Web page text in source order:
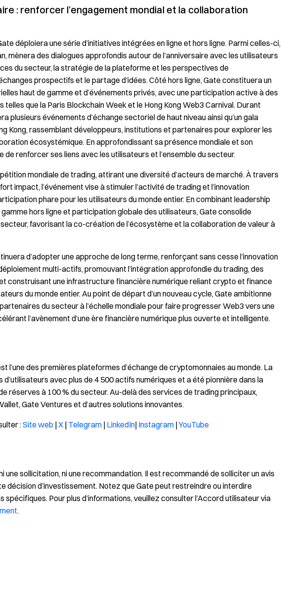
: renforcer l’engagement mondial et la collaboration
déploiera une série d’initiatives intégrées en ligne et hors ligne. Parmi celles-ci,
mènera des dialogues approfondis autour de l’anniversaire avec les utilisateurs
du secteur, la stratégie de la plateforme et les perspectives de
prospectifs et le partage d’idées. Côté hors ligne, Gate constituera un
haut de gamme et d’événements privés, avec une participation active à des
que la Paris Blockchain Week et le Hong Kong Web3 Carnival. Durant
plusieurs événements d’échange sectoriel de haut niveau ainsi qu’un gala
Kong, rassemblant développeurs, institutions et partenaires pour explorer les
écosystémique. En approfondissant sa présence mondiale et son
renforcer ses liens avec les utilisateurs et l’ensemble du secteur.
mondiale de trading, attirant une diversité d’acteurs de marché. À travers
impact, l’événement vise à stimuler l’activité de trading et l’innovation
phare pour les utilisateurs du monde entier. En combinant leadership
gamme hors ligne et participation globale des utilisateurs, Gate consolide
favorisant la co-création de l’écosystème et la collaboration de valeur à
d’adopter une approche de long terme, renforçant sans cesse l’innovation
multi-actifs, promouvant l’intégration approfondie du trading, des
construisant une infrastructure financière numérique reliant crypto et finance
du monde entier. Au point de départ d’un nouveau cycle, Gate ambitionne
du secteur à l’échelle mondiale pour faire progresser Web3 vers une
l’avènement d’une ère financière numérique plus ouverte et intelligente.
l’une des premières plateformes d’échange de cryptomonnaies au monde. La
avec plus de 4 500 actifs numériques et a été pionnière dans la
réserves à 100 % du secteur. Au-delà des services de trading principaux,
Gate Ventures et d’autres solutions innovantes.
:Site web |X | Telegram | LinkedIn| Instagram |YouTube
une sollicitation, ni une recommandation. Il est recommandé de solliciter un avis
décision d’investissement. Notez que Gate peut restreindre ou interdire
Pour plus d’informations, veuillez consulter l’Accord utilisateur via
.